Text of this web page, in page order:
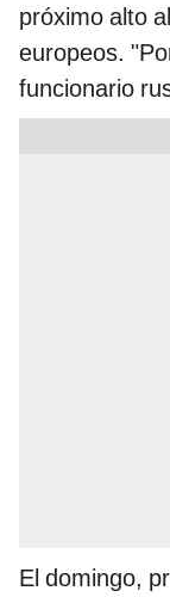
próximo alto
europeos.
funcionario
El domingo,